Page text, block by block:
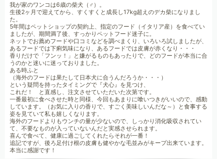
我が家のワンコは6歳の柴犬（♂）。
生後2ヶ月で迎えてから、すくすくと成長し17kg超えのデカ柴になりまし
た。
5年間はペットショップの契約上、指定のフード（イタリア産）を食べてい
ましたが、期間満了後、すっかりペットフード迷子に。
ネットでお薦めフードや口コミなどを調べまくり、いろいろ試しましたが、
あるフードでは下痢気味になり、あるフードでは皮膚が赤くなり・・・
香りだけで「フンッ！」と嫌がるものもあったりで、どのフードが本当に合
うのかと迷いに迷っておりました。
ある時ふと
（海外のフードは果たして日本犬に合うんだろうか・・・）
という疑問を持ったタイミングで『犬心』を見つけ、
これだ！ と直感し、注文させていただいた次第です。
一番最初に食べさせた時と同様、今回もあまりに喰いつきがいいので、感動
しています。（お気に入りの香りで、すごく美味しいんだな～）と食事する
姿を見ていて私も嬉しくなります。
海外のフードよりもウンチの量が少ないので、しっかり消化吸収されてい
て、不要なものが入っていないんだと実感させられます。
喜んで食べて、健康に過ごしてくれたらそれが一番！
追記ですが、後ろ足付け根の皮膚も健やかな毛並みがキープ出来ています。
本当に感謝です！